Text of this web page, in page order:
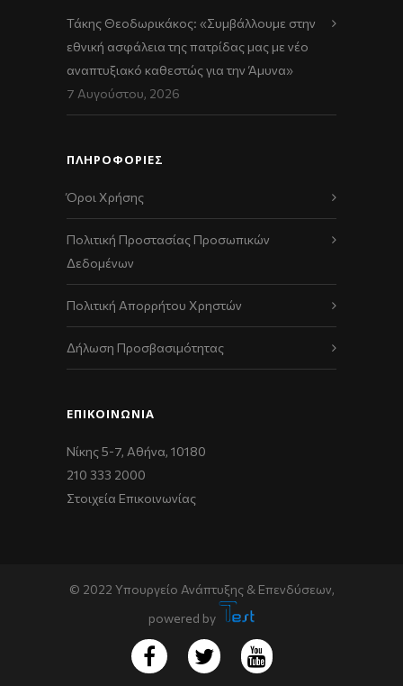
Τάκης Θεοδωρικάκος: «Συμβάλλουμε στην
εθνική ασφάλεια της πατρίδας μας με νέο
αναπτυξιακό καθεστώς για την Άμυνα»
7 Αυγούστου, 2026
ΠΛΗΡΟΦΟΡΙΕΣ
Όροι Χρήσης
Πολιτική Προστασίας Προσωπικών
Δεδομένων
Πολιτική Απορρήτου Χρηστών
Δήλωση Προσβασιμότητας
ΕΠΙΚΟΙΝΩΝΊΑ
Νίκης 5-7, Αθήνα, 10180
210 333 2000
Στοιχεία Επικοινωνίας
© 2022 Υπουργείο Ανάπτυξης & Επενδύσεων,
powered by